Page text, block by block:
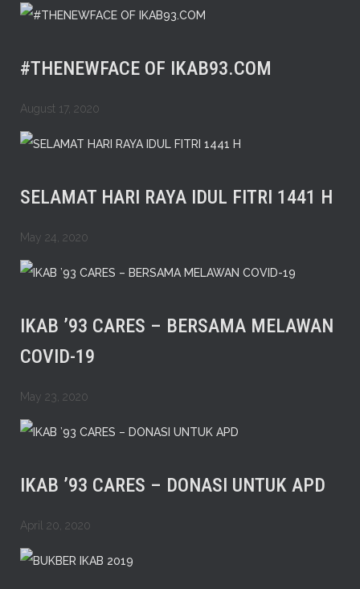
#THENEWFACE OF IKAB93.COM
August 17, 2020
SELAMAT HARI RAYA IDUL FITRI 1441 H
May 24, 2020
IKAB ’93 CARES – BERSAMA MELAWAN
COVID-19
May 23, 2020
IKAB ’93 CARES – DONASI UNTUK APD
April 20, 2020